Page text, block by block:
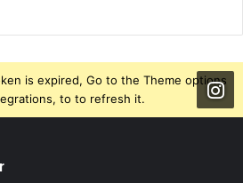
is expired, Go to the Theme options
to to refresh it.